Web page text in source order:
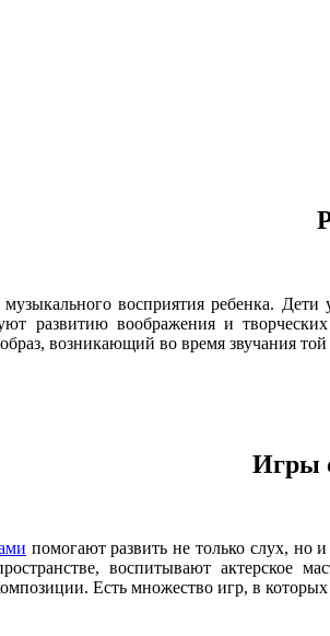
восприятия ребенка.
развитию воображения и
образ, возникающий во время звучания
Игры
помогают развить не только слух, но
воспитывают актерское
Есть множество игр, в